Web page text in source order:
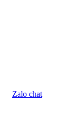
Zalo chat